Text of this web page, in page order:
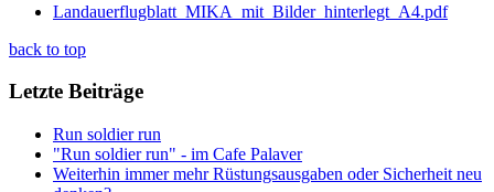
Landauerflugblatt_MIKA_mit_Bilder_hinterlegt_A4.pdf
back to top
Letzte Beiträge
Run soldier run
"Run soldier run" - im Cafe Palaver
Weiterhin immer mehr Rüstungsausgaben oder Sicherheit neu